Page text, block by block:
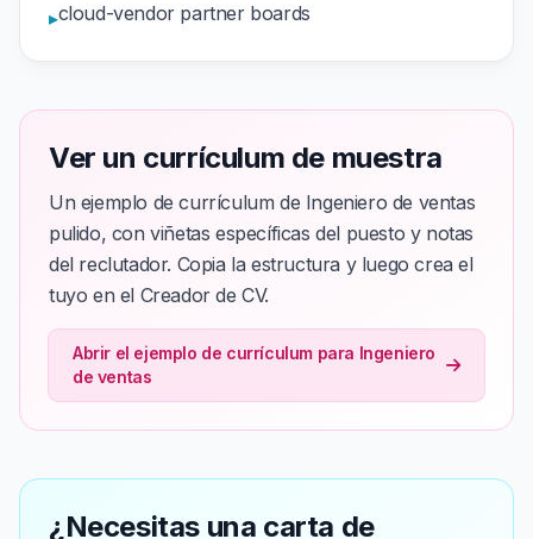
▸cloud-vendor partner boards
Ver un currículum de muestra
Un ejemplo de currículum de Ingeniero de ventas
pulido, con viñetas específicas del puesto y notas
del reclutador. Copia la estructura y luego crea el
tuyo en el Creador de CV.
Abrir el ejemplo de currículum para Ingeniero
de ventas
¿Necesitas una carta de